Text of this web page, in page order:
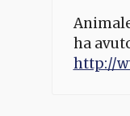
ha
http://